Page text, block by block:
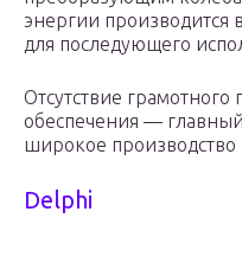
энергии производится
для последующего
Отсутствие грамотного
обеспечения —
широкое производство
Delphi